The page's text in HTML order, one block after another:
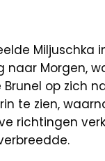
Miljuschka
naar Morgen,
op zich
te zien,
richtingen